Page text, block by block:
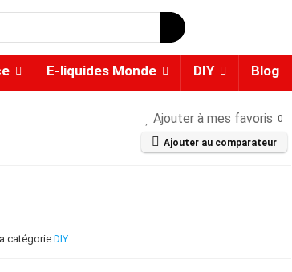
E-liquides Monde DIY Blog
Ajouter à mes favoris 0
Ajouter au comparateur
catégorieDIY